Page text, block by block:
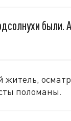
были.
житель,
поломаны.